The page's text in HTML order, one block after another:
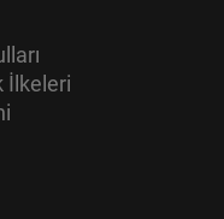
İlkeleri